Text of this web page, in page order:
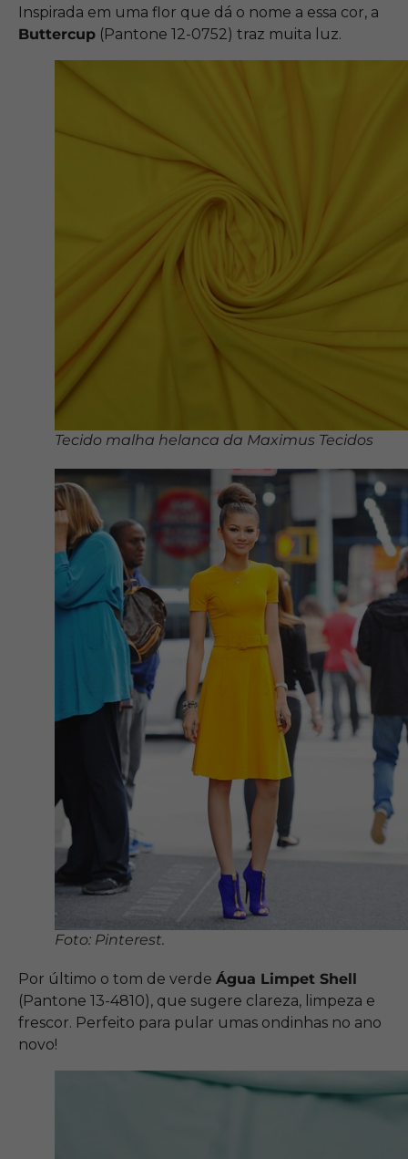
Inspirada em uma flor que dá o nome a essa cor, a
Buttercup (Pantone 12-0752) traz muita luz.
Tecido malha helanca da Maximus Tecidos
Foto: Pinterest.
Por último o tom de verde Água Limpet Shell
(Pantone 13-4810), que sugere clareza, limpeza e
frescor. Perfeito para pular umas ondinhas no ano
novo!